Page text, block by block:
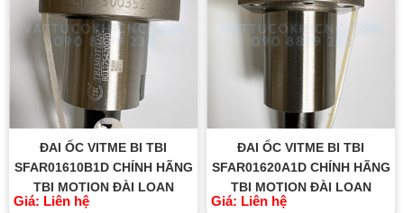
ĐAI ỐC VITME BI TBI
SFAR01610B1D CHÍNH HÃNG
TBI MOTION ĐÀI LOAN
Giá: Liên hệ
ĐAI ỐC VITME BI TBI
SFAR01620A1D CHÍNH HÃNG
TBI MOTION ĐÀI LOAN
Giá: Liên hệ